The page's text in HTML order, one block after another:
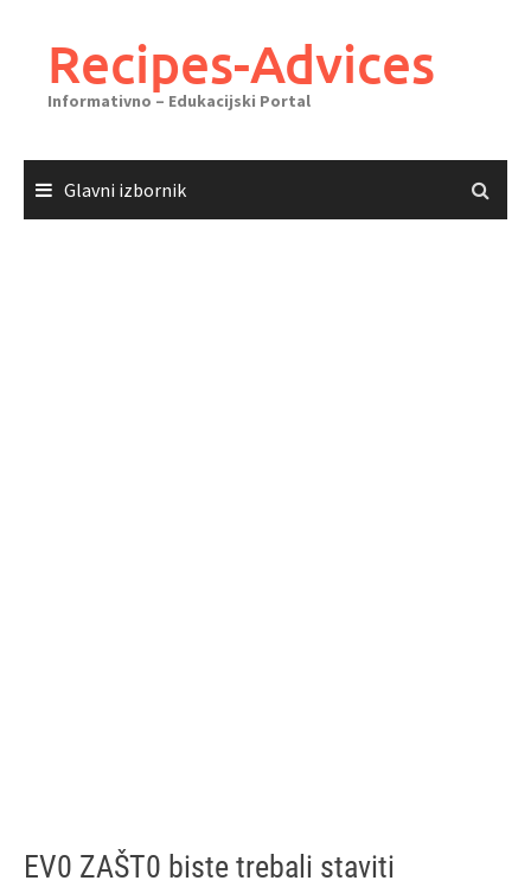
sadržajaRecipes-Advices
Informativno – Edukacijski Portal
Glavni izbornik
EV0 ZAŠT0 biste trebali staviti